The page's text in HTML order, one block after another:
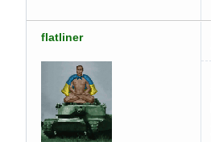
flatliner